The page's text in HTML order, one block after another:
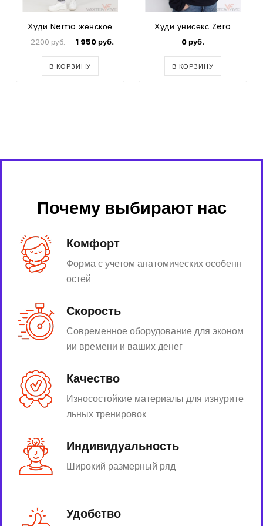
Худи Nemo женское
2200 руб. 1 950 руб.
В КОРЗИНУ
Худи унисекс Zero
0 руб.
В КОРЗИНУ
Почему выбирают нас
Комфорт
Форма с учетом анатомических особенн
остей
Скорость
Современное оборудование для эконом
ии времени и ваших денег
Качество
Износостойкие материалы для изнурите
льных тренировок
Индивидуальность
Широкий размерный ряд
Удобство